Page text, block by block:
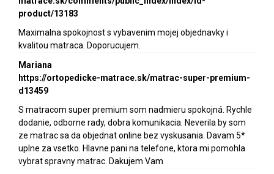
product/13183
Maximalna spokojnost s vybavenim mojej objednavky i
kvalitou matraca. Doporucujem.
Mariana
https://ortopedicke-matrace.sk/matrac-super-premium-
d13459
S matracom super premium som nadmieru spokojná. Rychle
dodanie, odborne rady, dobra komunikacia. Neverila by som
ze matrac sa da objednat online bez vyskusania. Davam 5*
uplne za vsetko. Hlavne pani na telefone, ktora mi pomohla
vybrat spravny matrac. Dakujem Vam